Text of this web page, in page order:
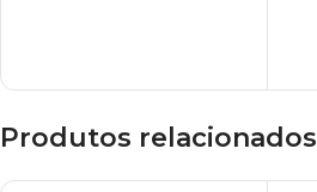
Produtos relacionados